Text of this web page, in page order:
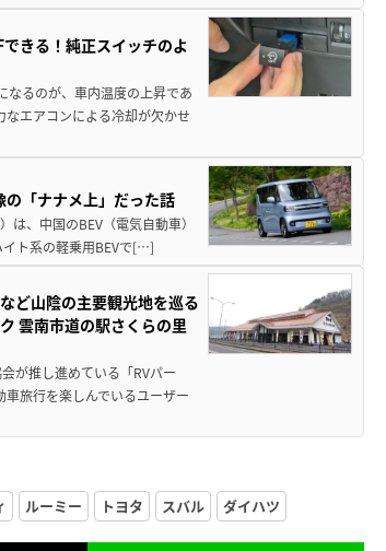
きる！純正スイッチのよ
なるのが、車内温度の上昇であ
エアコンによる冷却が欠かせ
「ナナメ上」だった話
、中国のBEV（電気自動車）
イト系の軽乗用BEVで[…]
ど山陰の主要観光地を巡る
雲南市道の駅さくらの里
が推し進めている「RVパー
旅行を楽しんでいるユーザー
ルーミー トヨタ スバル ダイハツ